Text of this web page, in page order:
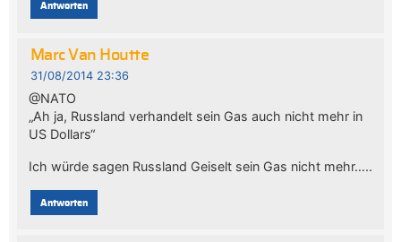
Antworten
Marc Van Houtte
31/08/2014 23:36
@NATO
„Ah ja, Russland verhandelt sein Gas auch nicht mehr in
US Dollars“
Ich würde sagen Russland Geiselt sein Gas nicht mehr…..
Antworten